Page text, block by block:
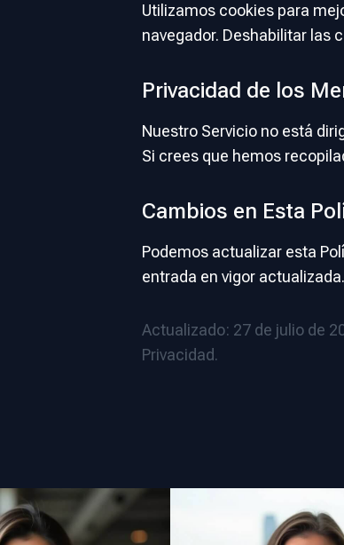
Utilizamos cookies para
navegador. Deshabilitar las
Privacidad de los
Nuestro Servicio no está
Si crees que hemos
Cambios en Esta
Podemos actualizar esta
entrada en vigor
Actualizado: 27 de julio de
Privacidad.